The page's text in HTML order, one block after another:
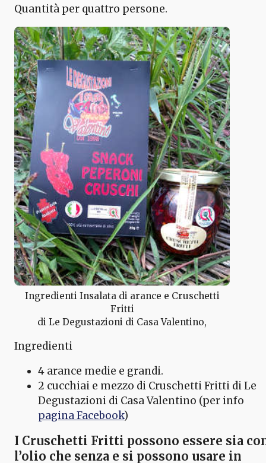
Quantità per quattro persone.
Ingredienti Insalata di arance e Cruschetti
Fritti
di Le Degustazioni di Casa Valentino,
Ingredienti
4 arance medie e grandi.
2 cucchiai e mezzo di Cruschetti Fritti di Le
Degustazioni di Casa Valentino (per info
pagina Facebook)
I Cruschetti Fritti possono essere sia
l’olio che senza e si possono usare in